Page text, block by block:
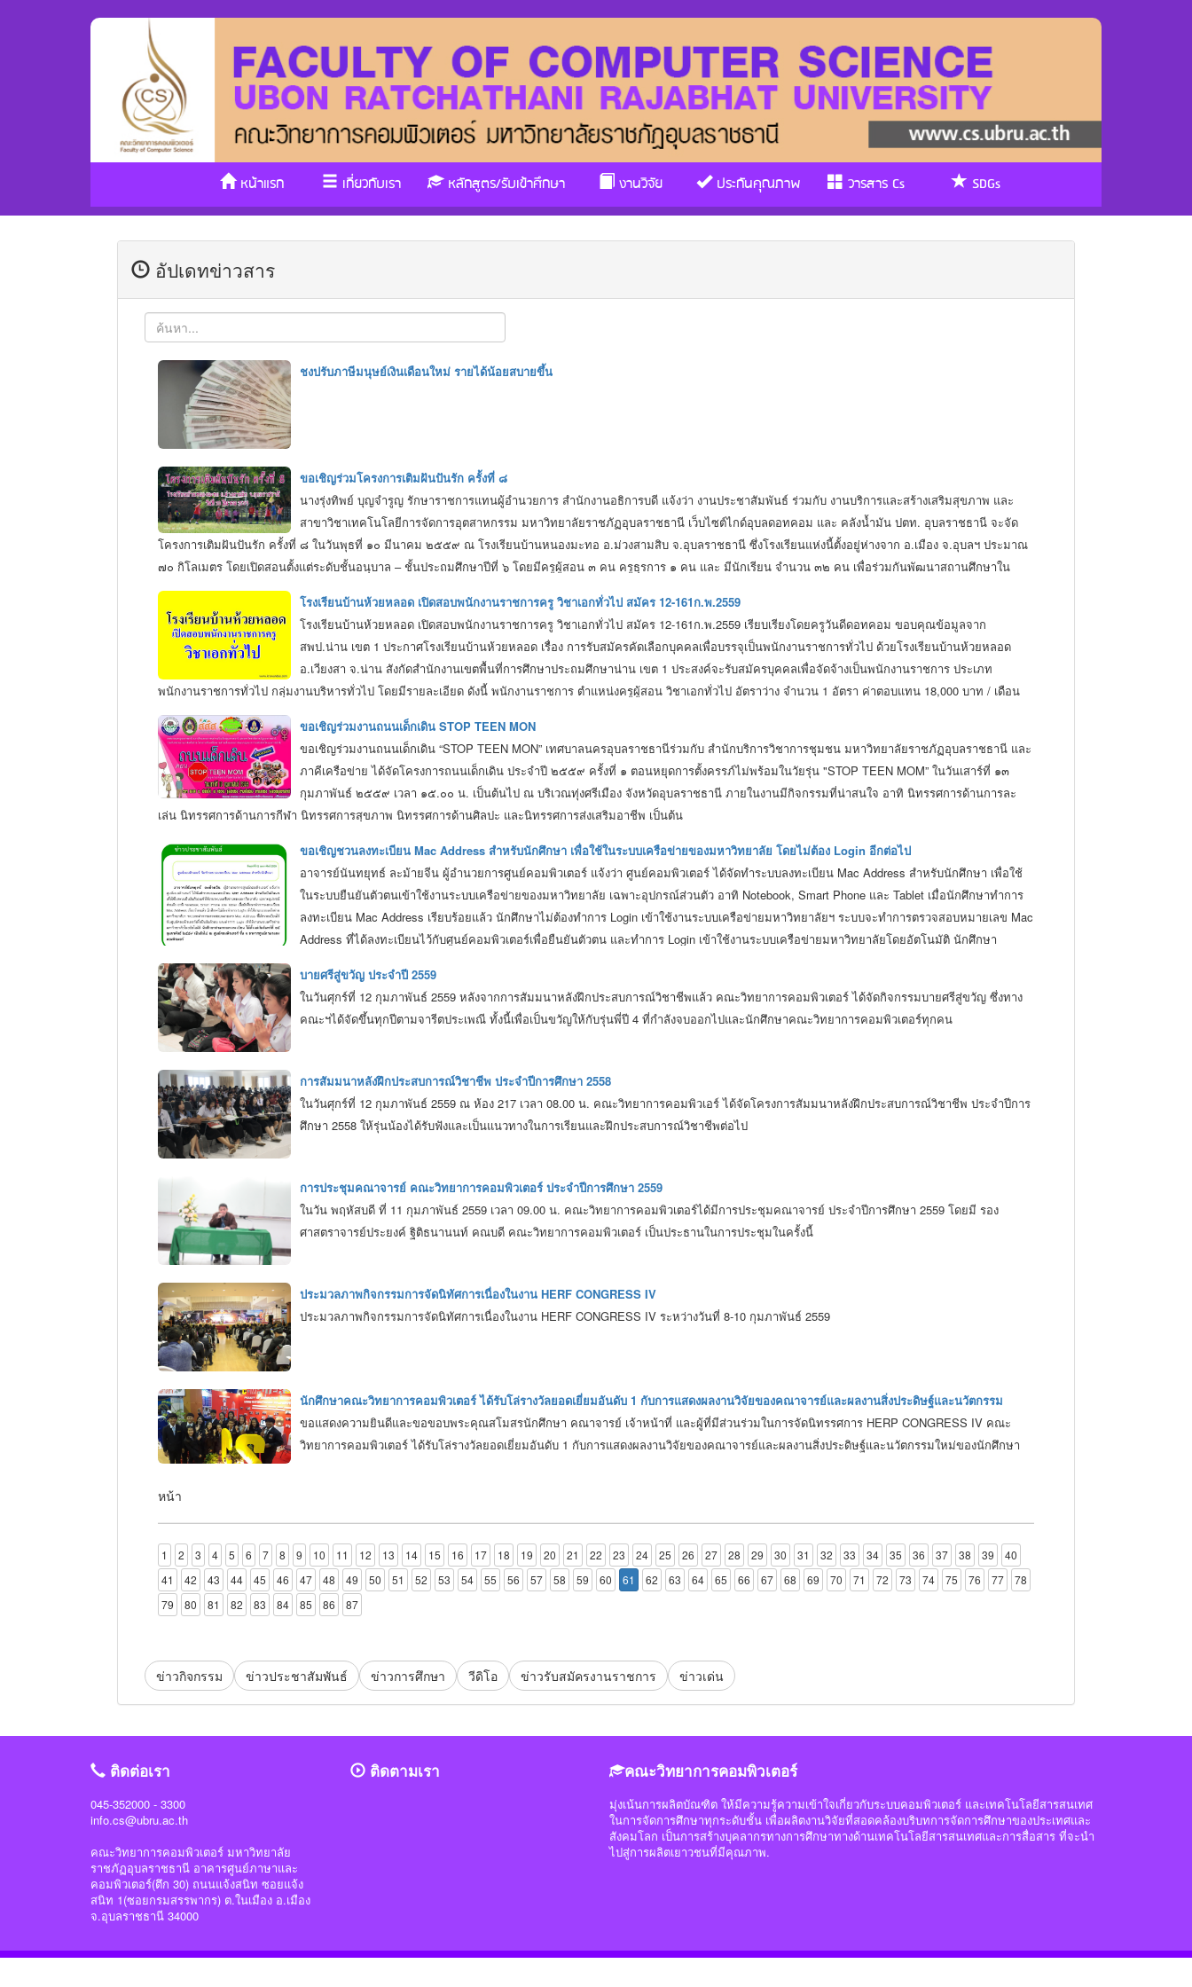
หน้าแรก เกี่ยวกับเรา หลักสูตร/รับเข้าศึกษา งานวิจัย ประกันคุณภาพ วารสาร Cs SDGs
อัปเดทข่าวสาร
ชงปรับภาษีมนุษย์เงินเดือนใหม่ รายได้น้อยสบายขึ้น
ขอเชิญร่วมโครงการเติมฝันปันรัก ครั้งที่ ๘
นางรุ่งทิพย์ บุญจำรูญ รักษาราชการแทนผู้อำนวยการ สำนักงานอธิการบดี แจ้งว่า งานประชาสัมพันธ์ ร่วมกับ งานบริการและสร้างเสริมสุขภาพ และ
สาขาวิชาเทคโนโลยีการจัดการอุตสาหกรรม มหาวิทยาลัยราชภัฏอุบลราชธานี เว็บไซต์ไกด์อุบลดอทคอม และ คลังน้ำมัน ปตท. อุบลราชธานี จะจัด
โครงการเติมฝันปันรัก ครั้งที่ ๘ ในวันพุธที่ ๑๐ มีนาคม ๒๕๕๙ ณ โรงเรียนบ้านหนองมะทอ อ.ม่วงสามสิบ จ.อุบลราชธานี ซึ่งโรงเรียนแห่งนี้ตั้งอยู่ห่างจาก อ.เมือง จ.อุบลฯ ประมาณ
๗๐ กิโลเมตร โดยเปิดสอนตั้งแต่ระดับชั้นอนุบาล – ชั้นประถมศึกษาปีที่ ๖ โดยมีครูผู้สอน ๓ คน ครูธุรการ ๑ คน และ มีนักเรียน จำนวน ๓๒ คน เพื่อร่วมกันพัฒนาสถานศึกษาใน
จ.อุบลราชธานี ให้มีสถานะความเป็นอยู่ที่ดีขึ้น พร้อมทั้งสร้างโอกาสทางการศึกษาแก่เยาวชนในท้องถิ่น ขอเชิญผู้มีจิตกุศลร่วมบริจาคทุนทรัพย์ และสาธารณูปโภคต่าง ๆ ได้ที่ งาน
ประชาสัมพันธ์ กองกลาง สำนักงานอธิการบดี มหาวิทยาลัยราชภัฏอุบลราชธานี โทรศัพท์ ๐-๔๕๓๕-๒๐๐๐ ต่อ ๑๐๐๕ – ๑๐๐๘ ตั้งแต่บัดนี้ จนถึงวันที่ ๗ มีนาคม ๒๕๕๙
โรงเรียนบ้านห้วยหลอด เปิดสอบพนักงานราชการครู วิชาเอกทั่วไป สมัคร 12-161ก.พ.2559
โรงเรียนบ้านห้วยหลอด เปิดสอบพนักงานราชการครู วิชาเอกทั่วไป สมัคร 12-161ก.พ.2559 เรียบเรียงโดยครูวันดีดอทคอม ขอบคุณข้อมูลจาก
สพป.น่าน เขต 1 ประกาศโรงเรียนบ้านห้วยหลอด เรื่อง การรับสมัครคัดเลือกบุคคลเพื่อบรรจุเป็นพนักงานราชการทั่วไป ด้วยโรงเรียนบ้านห้วยหลอด
อ.เวียงสา จ.น่าน สังกัดสำนักงานเขตพื้นที่การศึกษาประถมศึกษาน่าน เขต 1 ประสงค์จะรับสมัครบุคคลเพื่อจัดจ้างเป็นพนักงานราชการ ประเภท
พนักงานราชการทั่วไป กลุ่มงานบริหารทั่วไป โดยมีรายละเอียด ดังนี้ พนักงานราชการ ตำแหน่งครูผู้สอน วิชาเอกทั่วไป อัตราว่าง จำนวน 1 อัตรา ค่าตอบแทน 18,000 บาท / เดือน
สิทธิประโยชน์ ตามระเบียบสำนักนายกรัฐมนตรีว่าด้วยพนักงานราชการ พ.ศ.2547 ระยะเวลาการจ้าง ตั้งแต่วันเริ่มทำสัญญาจ้าง ให้เป็นไปตามสัญญาจ้างตามปีงบประมาณ คุณสมบัติ
เฉพาะตำแหน่ง คุณวุฒิที่ใช้สำหรับการคัดเลือกต้องเป็นคุณวุฒิปริญญาตรีทางการศึกษา หรือทางอื่นที่ ก.ค.ศ.กำหนดให้เป็นคุณสมบัติเฉพาะตำแหน่งข้าราชการครูและบุคลากร
ทางการศึกษา สังกัดสำนักงานคณะกรรมการการศึกษาขั้นพื้นฐาน และต้องเป็นไปตามเงื่อนไขที่พระราชบัญญัติสภาครูและบุคลากรทา
ขอเชิญร่วมงานถนนเด็กเดิน STOP TEEN MON
ขอเชิญร่วมงานถนนเด็กเดิน “STOP TEEN MON” เทศบาลนครอุบลราชธานีร่วมกับ สำนักบริการวิชาการชุมชน มหาวิทยาลัยราชภัฏอุบลราชธานี และ
ภาคีเครือข่าย ได้จัดโครงการถนนเด็กเดิน ประจำปี ๒๕๕๙ ครั้งที่ ๑ ตอนหยุดการตั้งครรภ์ไม่พร้อมในวัยรุ่น "STOP TEEN MOM” ในวันเสาร์ที่ ๑๓
กุมภาพันธ์ ๒๕๕๙ เวลา ๑๕.๐๐ น. เป็นต้นไป ณ บริเวณทุ่งศรีเมือง จังหวัดอุบลราชธานี ภายในงานมีกิจกรรมที่น่าสนใจ อาทิ นิทรรศการด้านการละ
เล่น นิทรรศการด้านการกีฬา นิทรรศการสุขภาพ นิทรรศการด้านศิลปะ และนิทรรศการส่งเสริมอาชีพ เป็นต้น
ขอเชิญชวนลงทะเบียน Mac Address สำหรับนักศึกษา เพื่อใช้ในระบบเครือข่ายของมหาวิทยาลัย โดยไม่ต้อง Login อีกต่อไป
อาจารย์นันทยุทธ์ ละม้ายจีน ผู้อำนวยการศูนย์คอมพิวเตอร์ แจ้งว่า ศูนย์คอมพิวเตอร์ ได้จัดทำระบบลงทะเบียน Mac Address สำหรับนักศึกษา เพื่อใช้
ในระบบยืนยันตัวตนเข้าใช้งานระบบเครือข่ายของมหาวิทยาลัย เฉพาะอุปกรณ์ส่วนตัว อาทิ Notebook, Smart Phone และ Tablet เมื่อนักศึกษาทำการ
ลงทะเบียน Mac Address เรียบร้อยแล้ว นักศึกษาไม่ต้องทำการ Login เข้าใช้งานระบบเครือข่ายมหาวิทยาลัยฯ ระบบจะทำการตรวจสอบหมายเลข Mac
Address ที่ได้ลงทะเบียนไว้กับศูนย์คอมพิวเตอร์เพื่อยืนยันตัวตน และทำการ Login เข้าใช้งานระบบเครือข่ายมหาวิทยาลัยโดยอัตโนมัติ นักศึกษา
บายศรีสู่ขวัญ ประจำปี 2559
ในวันศุกร์ที่ 12 กุมภาพันธ์ 2559 หลังจากการสัมมนาหลังฝึกประสบการณ์วิชาชีพแล้ว คณะวิทยาการคอมพิวเตอร์ ได้จัดกิจกรรมบายศรีสู่ขวัญ ซึ่งทาง
คณะฯได้จัดขึ้นทุกปีตามจารีตประเพณี ทั้งนี้เพื่อเป็นขวัญให้กับรุ่นพี่ปี 4 ที่กำลังจบออกไปและนักศึกษาคณะวิทยาการคอมพิวเตอร์ทุกคน
การสัมมนาหลังฝึกประสบการณ์วิชาชีพ ประจำปีการศึกษา 2558
ในวันศุกร์ที่ 12 กุมภาพันธ์ 2559 ณ ห้อง 217 เวลา 08.00 น. คณะวิทยาการคอมพิวเอร์ ได้จัดโครงการสัมมนาหลังฝึกประสบการณ์วิชาชีพ ประจำปีการ
ศึกษา 2558 ให้รุ่นน้องได้รับฟังและเป็นแนวทางในการเรียนและฝึกประสบการณ์วิชาชีพต่อไป
การประชุมคณาจารย์ คณะวิทยาการคอมพิวเตอร์ ประจำปีการศึกษา 2559
ในวัน พฤหัสบดี ที่ 11 กุมภาพันธ์ 2559 เวลา 09.00 น. คณะวิทยาการคอมพิวเตอร์ได้มีการประชุมคณาจารย์ ประจำปีการศึกษา 2559 โดยมี รอง
ศาสตราจารย์ประยงค์ ฐิติธนานนท์ คณบดี คณะวิทยาการคอมพิวเตอร์ เป็นประธานในการประชุมในครั้งนี้
ประมวลภาพกิจกรรมการจัดนิทัศการเนื่องในงาน HERF CONGRESS IV
ประมวลภาพกิจกรรมการจัดนิทัศการเนื่องในงาน HERF CONGRESS IV ระหว่างวันที่ 8-10 กุมภาพันธ์ 2559
นักศึกษาคณะวิทยาการคอมพิวเตอร์ ได้รับโล่รางวัลยอดเยี่ยมอันดับ 1 กับการแสดงผลงานวิจัยของคณาจารย์และผลงานสิ่งประดิษฐ์และนวัตกรรม
ขอแสดงความยินดีและขอขอบพระคุณสโมสรนักศึกษา คณาจารย์ เจ้าหน้าที่ และผู้ที่มีส่วนร่วมในการจัดนิทรรศการ HERP CONGRESS IV คณะ
วิทยาการคอมพิวเตอร์ ได้รับโล่รางวัลยอดเยี่ยมอันดับ 1 กับการแสดงผลงานวิจัยของคณาจารย์และผลงานสิ่งประดิษฐ์และนวัตกรรมใหม่ของนักศึกษา
หน้า
1 2 3 4 5 6 7 8 9 10 11 12 13 14 15 16 17 18 19 20 21 22 23 24 25 26 27 28 29 30 31 32 33 34 35 36 37 38 39
40
41
42 43 44 45 46 47 48 49 50 51 52 53 54 55 56 57 58 59 60 61 62 63 64 65 66 67 68 69 70 71 72 73 74 75 76 77
78
79
80 81 82 83 84 85 86 87
ข่าวกิจกรรม ข่าวประชาสัมพันธ์ ข่าวการศึกษา วีดิโอ ข่าวรับสมัครงานราชการ ข่าวเด่น
ติดต่อเรา
045-352000 - 3300
info.cs@ubru.ac.th
คณะวิทยาการคอมพิวเตอร์ มหาวิทยาลัย
ราชภัฏอุบลราชธานี อาคารศูนย์ภาษาและ
คอมพิวเตอร์(ตึก 30) ถนนแจ้งสนิท ซอยแจ้ง
สนิท 1(ซอยกรมสรรพากร) ต.ในเมือง อ.เมือง
จ.อุบลราชธานี 34000
ติดตามเรา คณะวิทยาการคอมพิวเตอร์
มุ่งเน้นการผลิตบัณฑิต ให้มีความรู้ความเข้าใจเกี่ยวกับระบบคอมพิวเตอร์ และเทคโนโลยีสารสนเทศ
ในการจัดการศึกษาทุกระดับชั้น เพื่อผลิตงานวิจัยที่สอดคล้องบริบทการจัดการศึกษาของประเทศและ
สังคมโลก เป็นการสร้างบุคลากรทางการศึกษาทางด้านเทคโนโลยีสารสนเทศและการสื่อสาร ที่จะนำ
ไปสู่การผลิตเยาวชนที่มีคุณภาพ.